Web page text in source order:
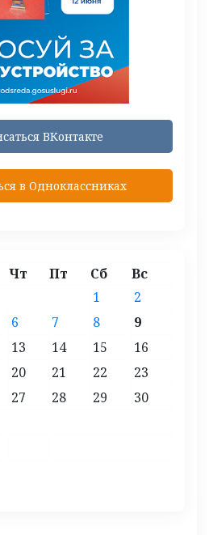
ВКонтакте
в Одноклассниках
Чт Пт Сб Вс
1
2
6 7 8
9
13 14 15
16
20 21 22
23
27 28 29
30